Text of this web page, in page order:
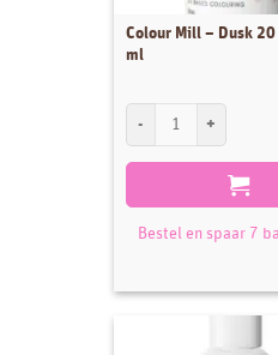
Colour Mill – Dusk 20
ml
Bestel en spaar 7